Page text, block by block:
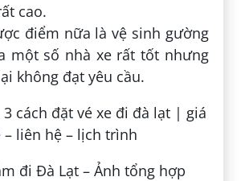
cao.
điểm nữa là vệ sinh gường
một số nhà xe rất tốt nhưng
không đạt yêu cầu.
đi Đà Lạt – Ảnh tổng hợp